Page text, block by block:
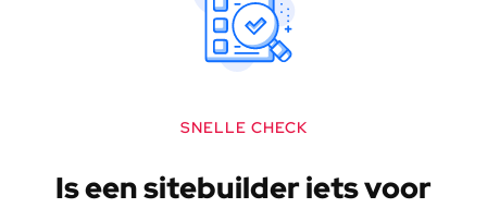
SNELLE CHECK
Is een sitebuilder iets voor